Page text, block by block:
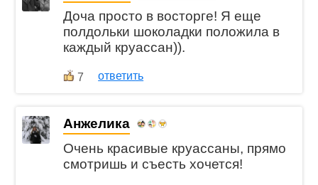
Доча просто в восторге! Я еще
полдольки шоколадки положила в
каждый круассан)).
7 ответить
Анжелика
Очень красивые круассаны, прямо
смотришь и съесть хочется!